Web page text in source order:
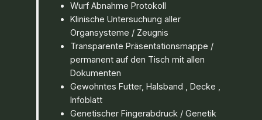
Wurf Abnahme Protokoll
Klinische Untersuchung aller
Organsysteme / Zeugnis
Transparente Präsentationsmappe /
permanent auf den Tisch mit allen
Dokumenten
Gewohntes Futter, Halsband , Decke ,
Infoblatt
Genetischer Fingerabdruck / Genetik